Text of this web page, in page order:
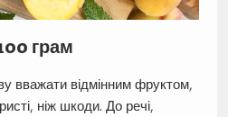
грам
вважати відмінним фруктом,
ніж шкоди. До речі,